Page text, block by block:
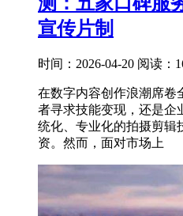
宣传片制
时间：2026-04-20 阅读：
在数字内容创作浪潮席卷
者寻求技能变现，还是企
统化、专业化的拍摄剪辑
资。然而，面对市场上